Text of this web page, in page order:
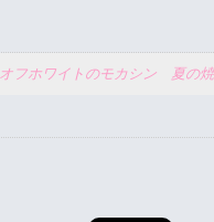
オフホワイトのモカシン 夏の焼